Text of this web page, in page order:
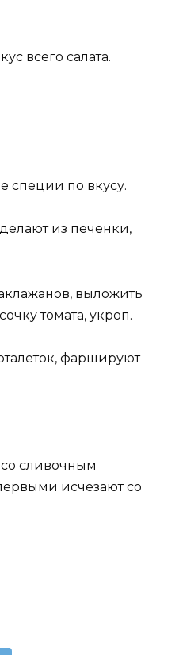
всего салата.
специи по вкусу.
из печенки,
выложить
томата, укроп.
фаршируют
сливочным
исчезают со